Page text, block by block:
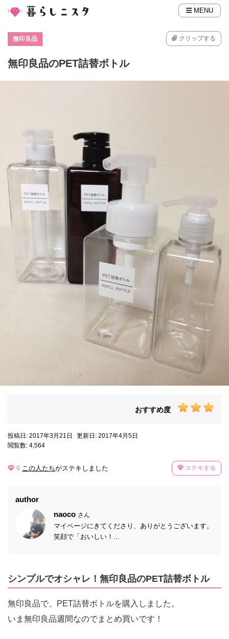
MENU
無印良品 クリップする
無印良品のPET詰替ボトル
おすすめ度
投稿日: 2017年3月21日
更新日: 2017年4月5日
閲覧数: 4,564
6 この人たちがステキしました ステキする
author
naoco さん
マイページにきてくださり、ありがとうございます。
笑顔で「おいしい！...
シンプルでオシャレ！無印良品のPET詰替ボトル
無印良品で、PET詰替ボトルを購入しました。
いま無印良品週間なのでまとめ買いです！